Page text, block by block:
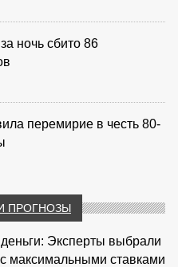
ночь сбито 86
перемирие в честь 80-
ПРОГНОЗЫ
деньги: Эксперты выбрали
с максимальными ставками